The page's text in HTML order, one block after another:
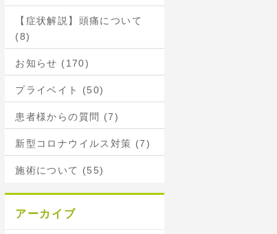
【症状解説】頭痛について
(8)
お知らせ (170)
プライベイト (50)
患者様からの質問 (7)
新型コロナウイルス対策 (7)
施術について (55)
アーカイブ